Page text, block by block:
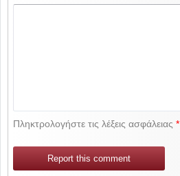
Πληκτρολογήστε τις λέξεις ασφάλειας*
Report this comment